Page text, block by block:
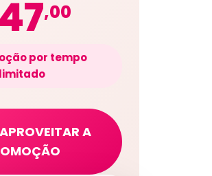
47,00
por tempo
limitado
A